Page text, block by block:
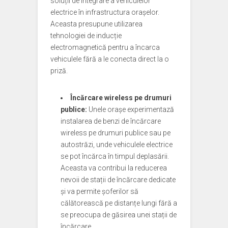
electrice în infrastructura orașelor.
Aceasta presupune utilizarea
tehnologiei de inducție
electromagnetică pentru a încarca
vehiculele fără a le conecta direct la o
priză.
Încărcare wireless pe drumuri
publice: Unele orașe experimentază
instalarea de benzi de încărcare
wireless pe drumuri publice sau pe
autostrăzi, unde vehiculele electrice
se pot încărca în timpul deplasării.
Aceasta va contribui la reducerea
nevoii de stații de încărcare dedicate
și va permite șoferilor să
călătorească pe distanțe lungi fără a
se preocupa de găsirea unei stații de